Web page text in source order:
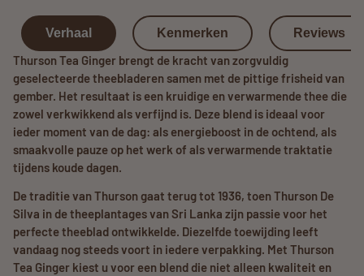
Verhaal Kenmerken Reviews
Thurson Tea Ginger brengt de kracht van zorgvuldig
geselecteerde theebladeren samen met de pittige frisheid van
gember. Het resultaat is een kruidige en verwarmende thee die
zowel verkwikkend als verfijnd is. Deze blend is ideaal voor
ieder moment van de dag: als energieboost in de ochtend, als
smaakvolle pauze op het werk of als verwarmende traktatie
tijdens koude dagen.
De traditie van Thurson gaat terug tot 1936, toen Thurson De
Silva in de theeplantages van Sri Lanka zijn passie voor het
perfecte theeblad ontwikkelde. Diezelfde toewijding leeft
vandaag nog steeds voort in iedere verpakking. Met Thurson
Tea Ginger kiest u voor een blend die niet alleen kwaliteit en